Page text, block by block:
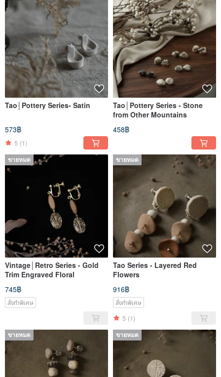
Tao│Pottery Series- Satin
573฿
5 (1)
Tao│Pottery Series - Stone
from Other Mountains
458฿
ขายหมด
Vintage│Retro Series - Gold
Trim Engraved Floral
745฿
สั่งทำพิเศษ
ขายหมด
Tao Series - Layered Red
Flowers
916฿
สั่งทำพิเศษ
5 (1)
ขายหมด ขายหมด